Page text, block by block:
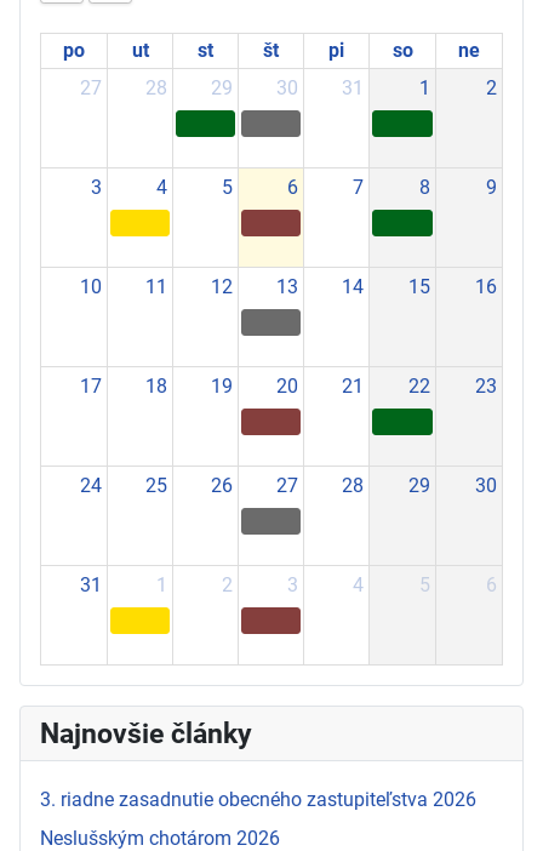
po ut st št pi so
ne
27
28 29 30 31 1 2
3 4 5 6 7 8 9
10 11 12 13 14 15 16
17 18 19 20 21 22 23
24 25 26 27 28 29 30
31 1 2 3 4 5 6
Najnovšie články
3. riadne zasadnutie obecného zastupiteľstva 2026
Neslušským chotárom 2026